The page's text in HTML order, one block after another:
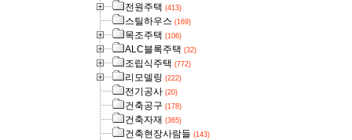
전원주택 (413)
스틸하우스 (169)
목조주택 (106)
ALC블록주택 (32)
조립식주택 (772)
리모델링 (222)
전기공사 (20)
건축공구 (178)
건축자재 (365)
건축현장사람들 (143)